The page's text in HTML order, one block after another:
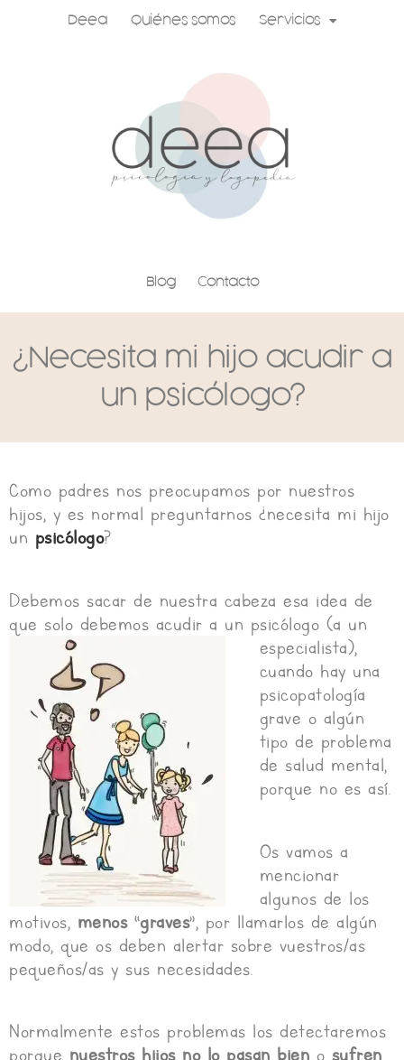
Deea Quiénes somos Servicios
Blog Contacto
¿Necesita mi hijo acudir a
un psicólogo?
Como padres nos preocupamos por nuestros
hijos, y es normal preguntarnos ¿necesita mi hijo
un psicólogo?
Debemos sacar de nuestra cabeza esa idea de
que solo debemos acudir a un psicólogo (a un
especialista),
cuando hay una
psicopatología
grave o algún
tipo de problema
de salud mental,
porque no es así.
Os vamos a
mencionar
algunos de los
motivos, menos“graves”, por llamarlos de algún
modo, que os deben alertar sobre vuestros/as
pequeños/as y sus necesidades.
Normalmente estos problemas los detectaremos
porque nuestros hijos no lo pasan bien o sufren